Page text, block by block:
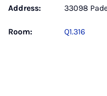
Address:
33098
Room: Q1.316